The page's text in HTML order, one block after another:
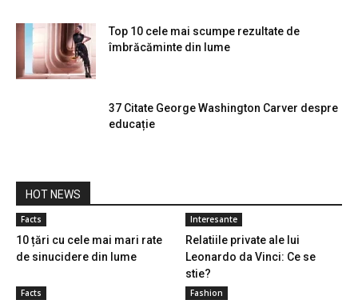
Top 10 cele mai scumpe rezultate de
îmbrăcăminte din lume
37 Citate George Washington Carver despre
educație
HOT NEWS
Facts
10 țări cu cele mai mari rate
de sinucidere din lume
Interesante
Relatiile private ale lui
Leonardo da Vinci: Ce se
stie?
Facts Fashion